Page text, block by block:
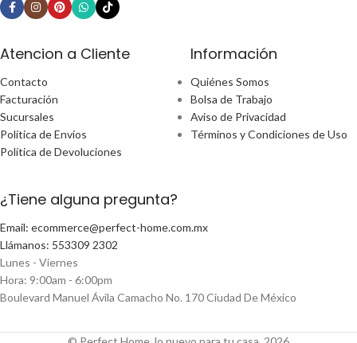
Atencion a Cliente
Contacto
Facturación
Sucursales
Política de Envíos
Política de Devoluciones
Información
Quiénes Somos
Bolsa de Trabajo
Aviso de Privacidad
Términos y Condiciones de Uso
¿Tiene alguna pregunta?
Email: ecommerce@perfect-home.com.mx
Llámanos: 553309 2302
Lunes - Viernes
Hora: 9:00am - 6:00pm
Boulevard Manuel Ávila Camacho No. 170 Ciudad De México